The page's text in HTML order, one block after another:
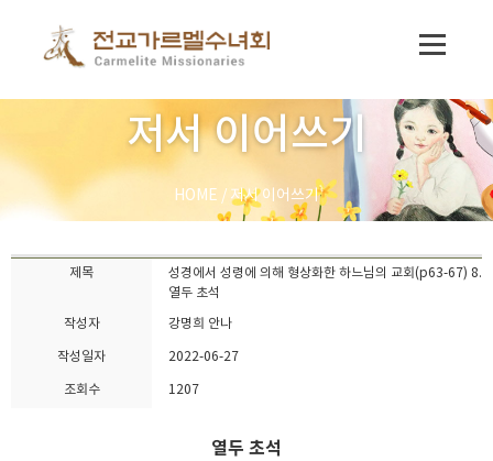
저서 이어쓰기
HOME / 저서 이어쓰기
제목
성경에서 성령에 의해 형상화한 하느님의 교회(p63-67) 8.
열두 초석
작성자 강명희 안나
작성일자 2022-06-27
조회수 1207
열두 초석